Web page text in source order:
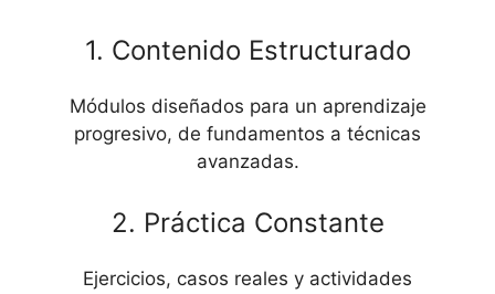
1. Contenido Estructurado
Módulos diseñados para un aprendizaje
progresivo, de fundamentos a técnicas
avanzadas.
2. Práctica Constante
Ejercicios, casos reales y actividades